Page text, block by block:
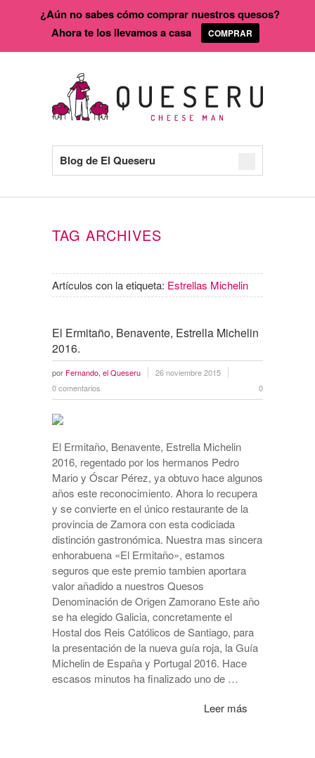
Blog de El Queseru
TAG ARCHIVES
Artículos con la etiqueta: Estrellas Michelin
El Ermitaño, Benavente, Estrella Michelin
2016.
por Fernando, el Queseru
26 noviembre 2015
0 comentarios
0
El Ermitaño, Benavente, Estrella Michelin
2016, regentado por los hermanos Pedro
Mario y Óscar Pérez, ya obtuvo hace algunos
años este reconocimiento. Ahora lo recupera
y se convierte en el único restaurante de la
provincia de Zamora con esta codiciada
distinción gastronómica. Nuestra mas sincera
enhorabuena «El Ermitaño», estamos
seguros que este premio tambien aportara
valor añadido a nuestros Quesos
Denominación de Origen Zamorano Este año
se ha elegido Galicia, concretamente el
Hostal dos Reis Católicos de Santiago, para
la presentación de la nueva guía roja, la Guía
Michelin de España y Portugal 2016. Hace
escasos minutos ha finalizado uno de …
Leer más
¿Aún no sabes cómo comprar nuestros quesos?
Ahora te los llevamos a casa
COMPRAR